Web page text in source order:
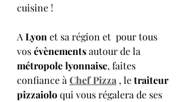
cuisine !
A Lyon et sa région et  pour tous
vos évènements autour de la
métropole lyonnaise, faites
confiance à Chef Pizza , le traiteur
pizzaiolo qui vous régalera de ses